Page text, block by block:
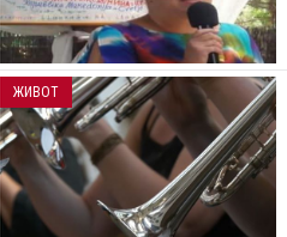
ЖИВОТ